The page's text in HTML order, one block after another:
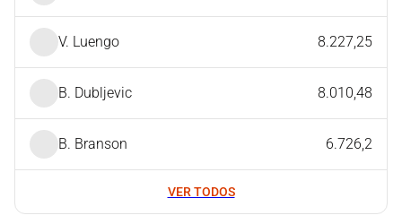
V. Luengo 8.227,25
B. Dubljevic 8.010,48
B. Branson 6.726,2
VER TODOS